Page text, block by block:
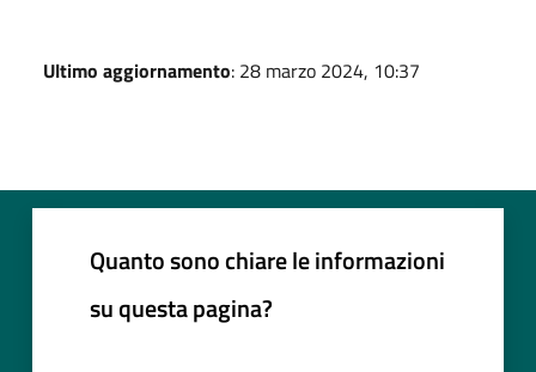
Ultimo aggiornamento: 28 marzo 2024, 10:37
Quanto sono chiare le informazioni
su questa pagina?